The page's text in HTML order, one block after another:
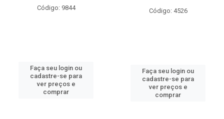
Código: 9844
Faça seu login ou
cadastre-se para
ver preços e
comprar
Código: 4526
Faça seu login ou
cadastre-se para
ver preços e
comprar